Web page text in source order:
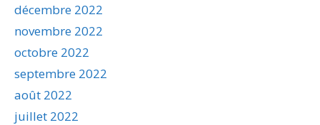
décembre 2022
novembre 2022
octobre 2022
septembre 2022
août 2022
juillet 2022